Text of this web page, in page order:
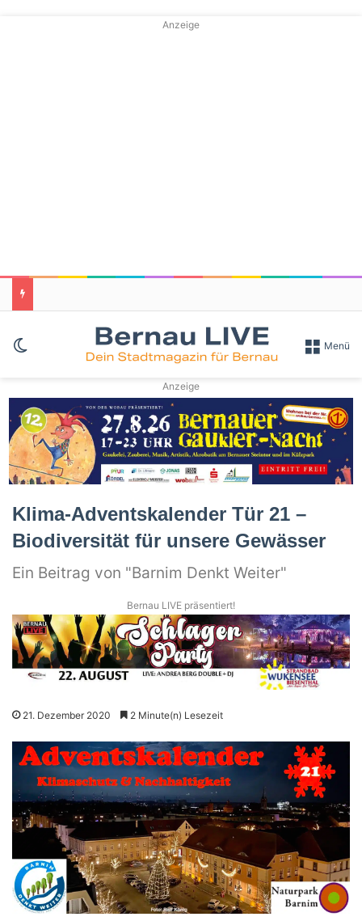
Anzeige
Skin umschalten Menü
Anzeige
Klima-Adventskalender Tür 21 –
Biodiversität für unsere Gewässer
Ein Beitrag von "Barnim Denkt Weiter"
Bernau LIVE präsentiert!
21. Dezember 2020 2 Minute(n) Lesezeit